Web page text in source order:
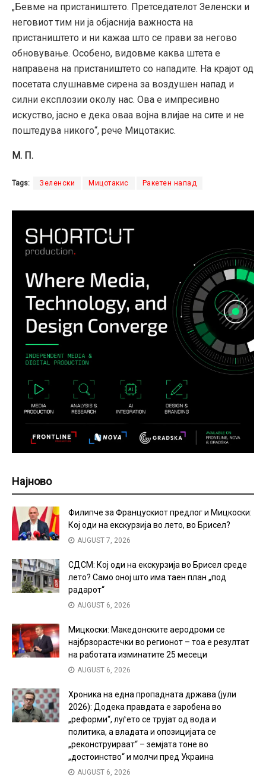
„Бевме на пристаништето. Претседателот Зеленски и
неговиот тим ни ја објаснија важноста на
пристаништето и ни кажаа што се прави за негово
обновување. Особено, видовме каква штета е
направена на пристаништето со нападите. На крајот од
посетата слушнавме сирена за воздушен напад и
силни експлозии околу нас. Ова е импресивно
искуство, јасно е дека оваа војна влијае на сите и не
поштедува никого“, рече Мицотакис.
М. П.
Tags: Зеленски Мицотакис Ракетен напад
Најново
Филипче за Францускиот предлог и Мицкоски:
Кој оди на екскурзија во лето, во Брисел?
AUGUST 7, 2026
СДСМ: Кој оди на екскурзија во Брисел среде
лето? Само оној што има таен план „под
радарот“
AUGUST 6, 2026
Мицкоски: Македонските аеродроми се
најбрзорастечки во регионот – тоа е резултат
на работата изминатите 25 месеци
AUGUST 6, 2026
Хроника на една пропадната држава (јули
2026): Додека правдата е заробена во
„реформи“, луѓето се трујат од вода и
политика, а владата и опозицијата се
„реконструираат“ – земјата тоне во
„достоинство“ и молчи пред Украина
AUGUST 6, 2026